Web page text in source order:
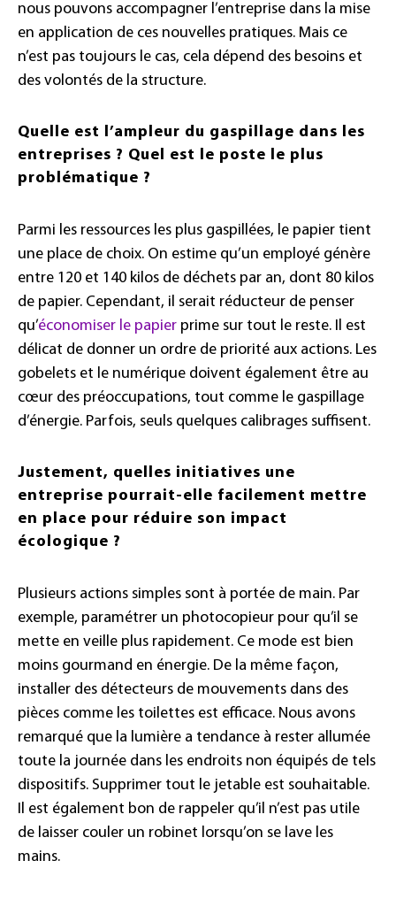
nous pouvons accompagner l’entreprise dans la mise
en application de ces nouvelles pratiques. Mais ce
n’est pas toujours le cas, cela dépend des besoins et
des volontés de la structure.
Quelle est l’ampleur du gaspillage dans les
entreprises ? Quel est le poste le plus
problématique ?
Parmi les ressources les plus gaspillées, le papier tient
une place de choix. On estime qu’un employé génère
entre 120 et 140 kilos de déchets par an, dont 80 kilos
de papier. Cependant, il serait réducteur de penser
qu’économiser le papier prime sur tout le reste. Il est
délicat de donner un ordre de priorité aux actions. Les
gobelets et le numérique doivent également être au
cœur des préoccupations, tout comme le gaspillage
d’énergie. Parfois, seuls quelques calibrages suffisent.
Justement, quelles initiatives une
entreprise pourrait-elle facilement mettre
en place pour réduire son impact
écologique ?
Plusieurs actions simples sont à portée de main. Par
exemple, paramétrer un photocopieur pour qu’il se
mette en veille plus rapidement. Ce mode est bien
moins gourmand en énergie. De la même façon,
installer des détecteurs de mouvements dans des
pièces comme les toilettes est efficace. Nous avons
remarqué que la lumière a tendance à rester allumée
toute la journée dans les endroits non équipés de tels
dispositifs. Supprimer tout le jetable est souhaitable.
Il est également bon de rappeler qu’il n’est pas utile
de laisser couler un robinet lorsqu’on se lave les
mains.